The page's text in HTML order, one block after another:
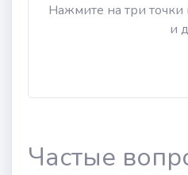
Нажмите на три точки
и
Частые